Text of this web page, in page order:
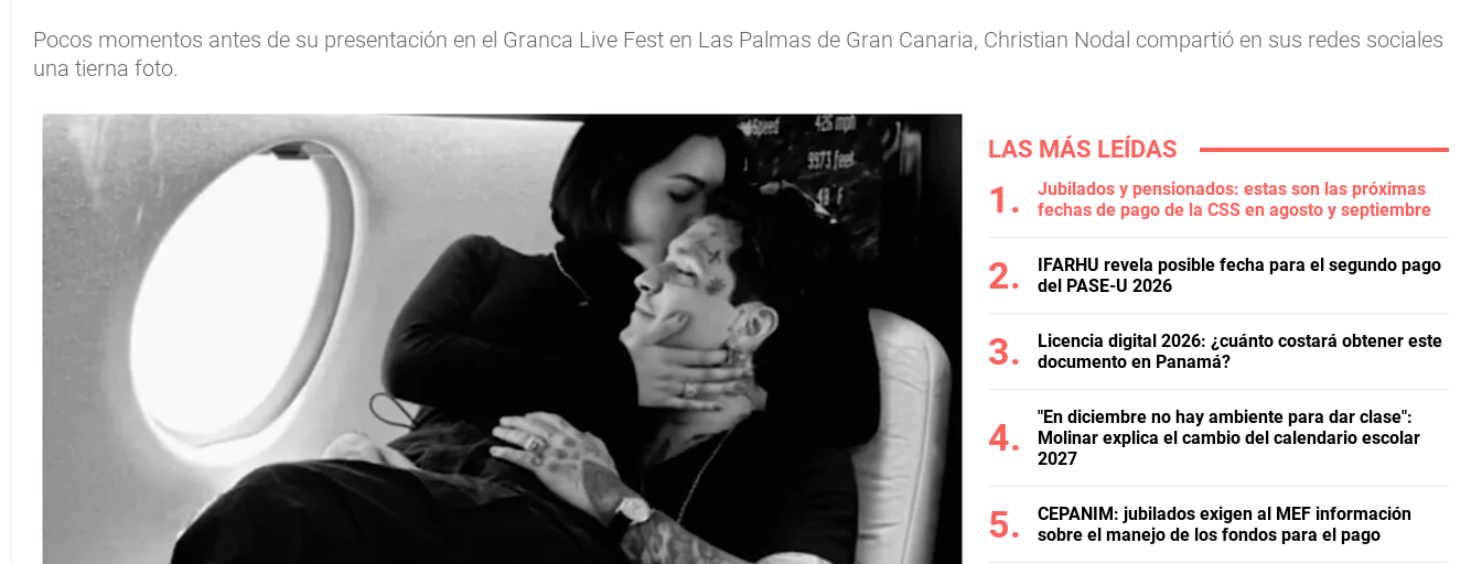
Pocos momentos antes de su presentación en el Granca Live Fest en Las Palmas de Gran Canaria, Christian Nodal compartió en sus redes sociales
una tierna foto.
LAS MÁS LEÍDAS
Jubilados y pensionados: estas son las próximas
fechas de pago de la CSS en agosto y septiembre
IFARHU revela posible fecha para el segundo pago
del PASE-U 2026
Licencia digital 2026: ¿cuánto costará obtener este
documento en Panamá?
"En diciembre no hay ambiente para dar clase":
Molinar explica el cambio del calendario escolar
2027
CEPANIM: jubilados exigen al MEF información
sobre el manejo de los fondos para el pago